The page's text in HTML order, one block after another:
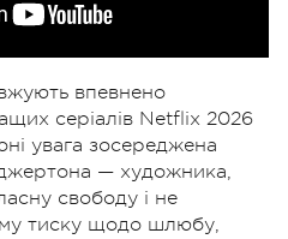
впевнено
серіалів Netflix 2026
увага зосереджена
— художника,
свободу і не
тиску щодо шлюбу,